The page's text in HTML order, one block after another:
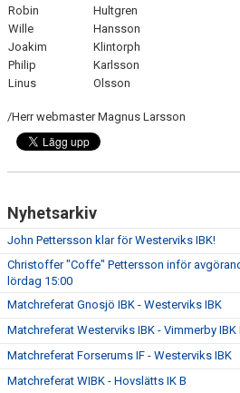
Robin
Hultgren
Wille
Hansson
Joakim
Klintorph
Philip
Karlsson
Linus
Olsson
/Herr webmaster Magnus Larsson
Nyhetsarkiv
John Pettersson klar för Westerviks IBK!
Christoffer "Coffe" Pettersson inför
lördag 15:00
Matchreferat Gnosjö IBK - Westerviks IBK
Matchreferat Westerviks IBK - Vimmerby IBK
Matchreferat Forserums IF - Westerviks IBK
Matchreferat WIBK - Hovslätts IK B